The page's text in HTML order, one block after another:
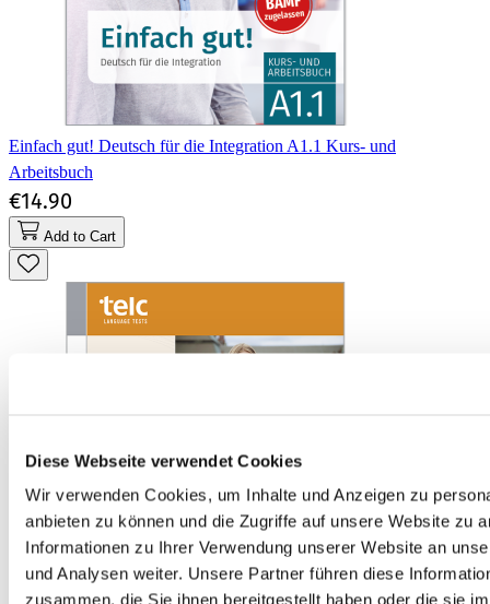
Diese Webseite verwendet Cookies
Wir verwenden Cookies, um Inhalte und Anzeigen zu
anbieten zu können und die Zugriffe auf unsere Website zu
Informationen zu Ihrer Verwendung unserer Website an
und Analysen weiter. Unsere Partner führen diese
zusammen, die Sie ihnen bereitgestellt haben oder die sie
Einfach gut! Deutsch für die Integration A1.1 Kurs- und
Arbeitsbuch
€14.90
Add to Cart